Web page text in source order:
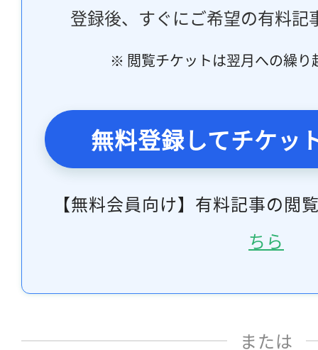
登録後、すぐにご希望の有料記
※ 閲覧チケットは翌月への繰り
無料登録してチケッ
【無料会員向け】有料記事の閲
ちら
または